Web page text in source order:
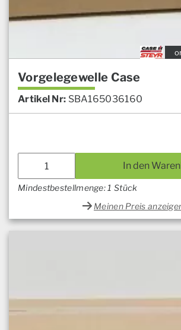
Vorgelegewelle Case
Artikel Nr: SBA165036160
In den
Mindestbestellmenge: 1 Stück
Meinen Preis